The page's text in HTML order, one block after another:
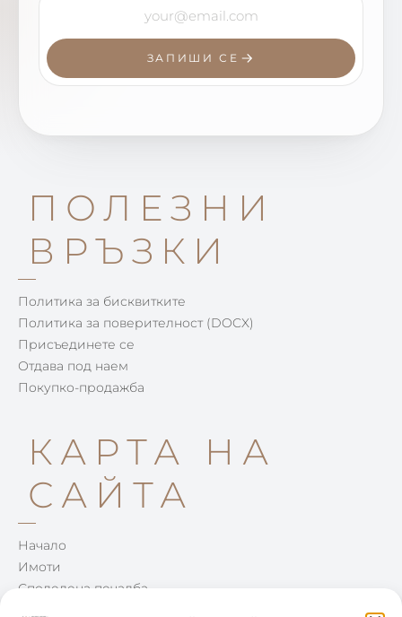
ЗАПИШИ СЕ
ПОЛЕЗНИ
ВРЪЗКИ
Политика за бисквитките
Политика за поверителност (DOCX)
Присъединете се
Отдава под наем
Покупко-продажба
КАРТА НА
САЙТА
Начало
Имоти
Споделена печалба